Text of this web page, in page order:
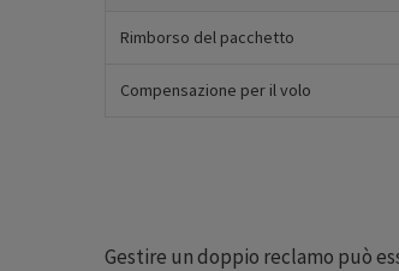
Rimborso del pacchetto
Compensazione per il volo
Gestire un doppio reclamo può